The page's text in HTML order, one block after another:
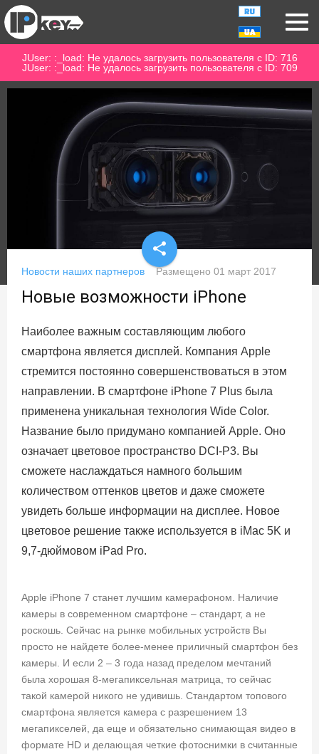
JUser: :_load: Не удалось загрузить пользователя с ID: 716
JUser: :_load: Не удалось загрузить пользователя с ID: 709
share
Новости наших партнеров Размещено 01 март 2017
Новые возможности iPhone
Наиболее важным составляющим любого
смартфона является дисплей. Компания Apple
стремится постоянно совершенствоваться в этом
направлении. В смартфоне iPhone 7 Plus была
применена уникальная технология Wide Color.
Название было придумано компанией Apple. Оно
означает цветовое пространство DCI-P3. Вы
сможете наслаждаться намного большим
количеством оттенков цветов и даже сможете
увидеть больше информации на дисплее. Новое
цветовое решение также используется в iMac 5K и
9,7-дюймовом iPad Pro.
Apple iPhone 7 станет лучшим камерафоном. Наличие
камеры в современном смартфоне – стандарт, а не
роскошь. Сейчас на рынке мобильных устройств Вы
просто не найдете более-менее приличный смартфон без
камеры. И если 2 – 3 года назад пределом мечтаний
была хорошая 8-мегапиксельная матрица, то сейчас
такой камерой никого не удивишь. Стандартом топового
смартфона является камера с разрешением 13
мегапикселей, да еще и обязательно снимающая видео в
формате HD и делающая четкие фотоснимки в считанные